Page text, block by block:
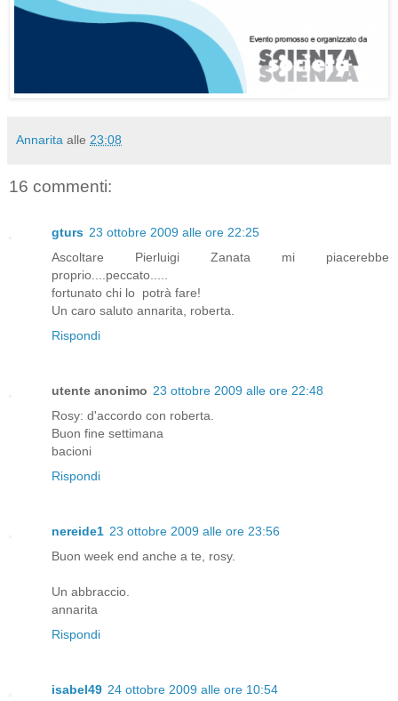
Annarita alle 23:08
16 commenti:
gturs 23 ottobre 2009 alle ore 22:25
Ascoltare Pierluigi Zanata mi piacerebbe
proprio....peccato.....
fortunato chi lo potrà fare!
Un caro saluto annarita, roberta.
Rispondi
utente anonimo 23 ottobre 2009 alle ore 22:48
Rosy: d'accordo con roberta.
Buon fine settimana
bacioni
Rispondi
nereide1 23 ottobre 2009 alle ore 23:56
Buon week end anche a te, rosy.
Un abbraccio.
annarita
Rispondi
isabel49 24 ottobre 2009 alle ore 10:54